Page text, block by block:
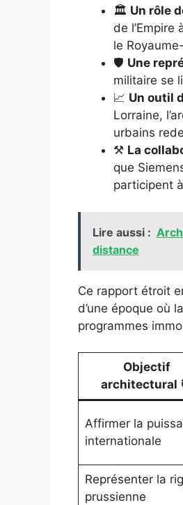
🏛️ Un rôle
de
le
🛡️ Une
militaire se
📈 Un outil
Lorraine,
urbains
⚒️ La
que
participent
Lire aussi :
distance
Ce rapport étroit
d’une époque où
programmes
Objectif
architectural
Affirmer la
internationale
Représenter la
prussienne